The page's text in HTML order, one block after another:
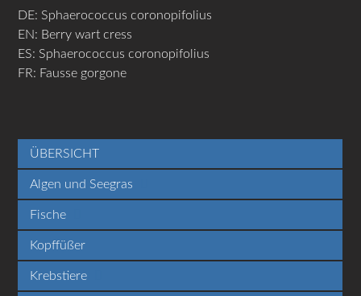
DE: Sphaerococcus coronopifolius
EN: Berry wart cress
ES: Sphaerococcus coronopifolius
FR: Fausse gorgone
ÜBERSICHT
Algen und Seegras
Fische
Kopffüßer
Krebstiere